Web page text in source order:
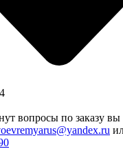
вопросы по заказу